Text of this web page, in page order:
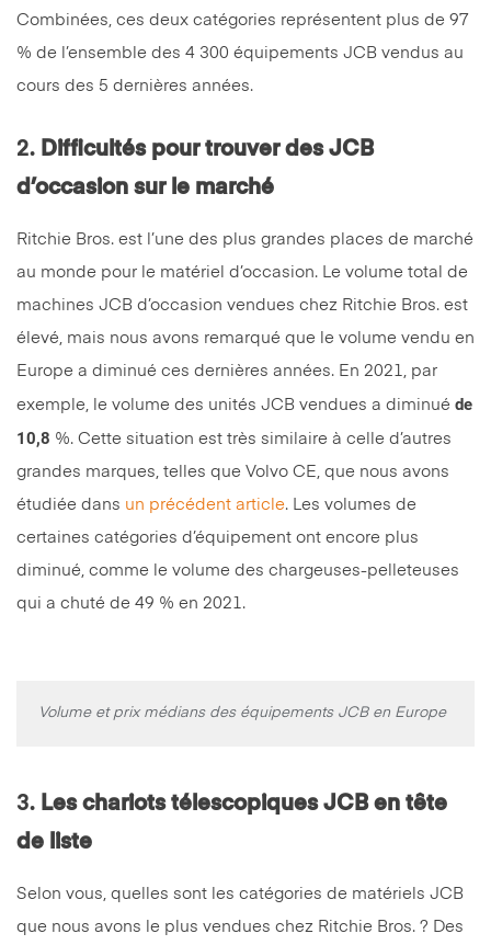
Combinées, ces deux catégories représentent plus de 97
% de l’ensemble des 4 300 équipements JCB vendus au
cours des 5 dernières années.
2. Difficultés pour trouver des JCB
d’occasion sur le marché
Ritchie Bros. est l’une des plus grandes places de marché
au monde pour le matériel d’occasion. Le volume total de
machines JCB d’occasion vendues chez Ritchie Bros. est
élevé, mais nous avons remarqué que le volume vendu en
Europe a diminué ces dernières années. En 2021, par
exemple, le volume des unités JCB vendues a diminué de
10,8 %. Cette situation est très similaire à celle d’autres
grandes marques, telles que Volvo CE, que nous avons
étudiée dans un précédent article. Les volumes de
certaines catégories d’équipement ont encore plus
diminué, comme le volume des chargeuses-pelleteuses
qui a chuté de 49 % en 2021.
Volume et prix médians des équipements JCB en Europe
3. Les chariots télescopiques JCB en tête
de liste
Selon vous, quelles sont les catégories de matériels JCB
que nous avons le plus vendues chez Ritchie Bros. ? Des